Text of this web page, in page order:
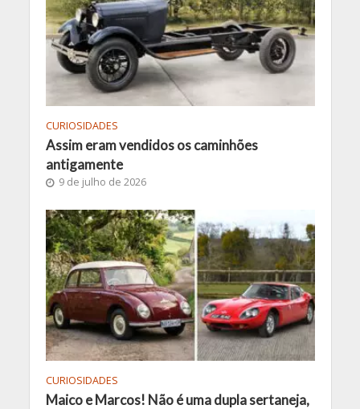
CURIOSIDADES
Assim eram vendidos os caminhões
antigamente
9 de julho de 2026
CURIOSIDADES
Maico e Marcos! Não é uma dupla sertaneja,